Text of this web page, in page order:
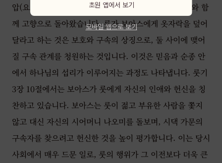
초원 앱에서 보기
모바일 웹으로 보기
압(요르단 서부) 출신 여성으로 남편이 죽은 후 나오미와 함
께 고향으로 돌아왔습니다. 룻가 보아스에게 옷자락을 덮어
달라고 하는 것은 보호와 구속의 상징으로, 둘 사이에 맺어
질 구속 관계를 청원하는 것입니다. 이것은 믿음과 순종 안
에서 하나님의 섭리가 이루어지는 과정도 나타냅니다. 룻기
3장 10절에서는 보아스가 룻에게 자신의 인애와 헌신을 칭
찬하고 있습니다. 보아스는 룻이 젊고 부유한 사람을 쫓지
않고 대신 자신의 시어머니 나오미를 돌보며, 시댁 가문의
구속자를 찾으려고 헌신한 것을 높이 평가합니다. 이는 당시
사회에서 매우 드문 일로, 룻의 행위가 그 이전보다 더욱 큰